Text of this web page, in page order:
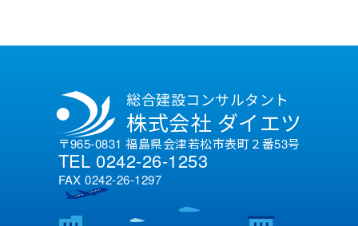
総合建設コンサルタント
株式会社 ダイエツ
〒965-0831 福島県会津若松市表町２番53号
TEL 0242-26-1253
FAX 0242-26-1297